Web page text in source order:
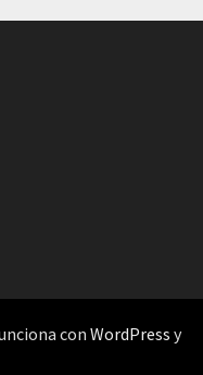
con WordPress y